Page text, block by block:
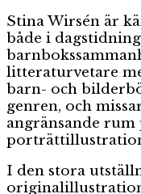
Stina Wirsén är
både i
litteraturvetare
barn- och
genren, och
angränsande rum
I den stora